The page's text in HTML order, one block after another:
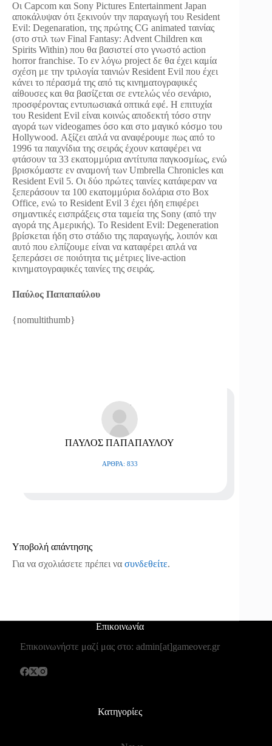
Οι Capcom και Sony Pictures Entertainment Japan
αποκάλυψαν ότι ξεκινούν την παραγωγή του Resident
Evil: Degenaration, της πρώτης CG animated ταινίας
(στο στιλ των Final Fantasy: Advent Children και
Spirits Within) που θα βασιστεί στο γνωστό action
horror franchise. Το εν λόγω project δε θα έχει καμία
σχέση με την τριλογία ταινιών Resident Evil που έχει
κάνει το πέρασμά της από τις κινηματογραφικές
αίθουσες και θα βασίζεται σε εντελώς νέο σενάριο,
προσφέροντας εντυπωσιακά οπτικά εφέ. Η επιτυχία
του Resident Evil είναι κοινώς αποδεκτή τόσο στην
αγορά των videogames όσο και στο μαγικό κόσμο του
Hollywood. Αξίζει απλά να αναφέρουμε πως από το
1996 τα παιχνίδια της σειράς έχουν καταφέρει να
φτάσουν τα 33 εκατομμύρια αντίτυπα παγκοσμίως, ενώ
βρισκόμαστε εν αναμονή των Umbrella Chronicles και
Resident Evil 5. Οι δύο πρώτες ταινίες κατάφεραν να
ξεπεράσουν τα 100 εκατομμύρια δολάρια στο Box
Office, ενώ το Resident Evil 3 έχει ήδη επιφέρει
σημαντικές εισπράξεις στα ταμεία της Sony (από την
αγορά της Αμερικής). To Resident Evil: Degeneration
βρίσκεται ήδη στο στάδιο της παραγωγής, λοιπόν και
αυτό που ελπίζουμε είναι να καταφέρει απλά να
ξεπεράσει σε ποιότητα τις μέτριες live-action
κινηματογραφικές ταινίες της σειράς.
Παύλος Παπαπαύλου
{nomultithumb}
ΠΑΥΛΟΣ ΠΑΠΑΠΑΥΛΟΥ
ΆΡΘΡΑ: 833
Υποβολή απάντησης
Για να σχολιάσετε πρέπει να συνδεθείτε.
Επικοινωνία
Επικοινωνήστε μαζί μας στο: admin[at]gameover.gr
Κατηγορίες